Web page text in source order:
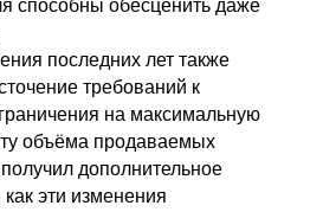
способны обесценить даже
последних лет также
требований к
на максимальную
объёма продаваемых
дополнительное
эти изменения